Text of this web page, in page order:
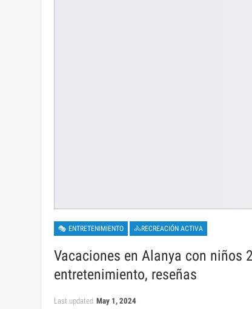
🎭 ENTRETENIMIENTO 🚴RECREACIÓN ACTIVA
Vacaciones en Alanya con niños
entretenimiento, reseñas
Last updated May 1, 2024